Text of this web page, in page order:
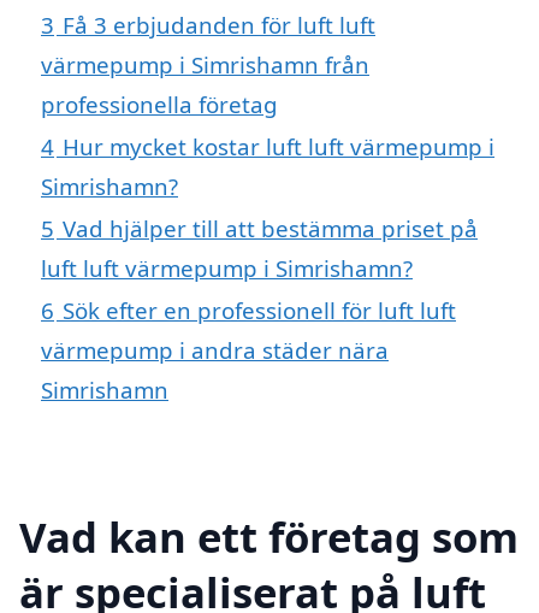
3 Få 3 erbjudanden för luft luft
värmepump i Simrishamn från
professionella företag
4 Hur mycket kostar luft luft värmepump i
Simrishamn?
5 Vad hjälper till att bestämma priset på
luft luft värmepump i Simrishamn?
6 Sök efter en professionell för luft luft
värmepump i andra städer nära
Simrishamn
Vad kan ett företag som
är specialiserat på luft